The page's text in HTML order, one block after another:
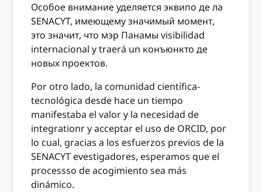
Особое внимание уделяется эквипо де ла
SENACYT, имеющему значимый момент,
это значит, что мэр Панамы visibilidad
internacional y traerá un конъюнкто де
новых проектов.
Por otro lado, la comunidad científica-
tecnológica desde hace un tiempo
manifestaba el valor y la necesidad de
integrationr y acceptar el uso de ORCID, por
lo cual, gracias a los esfuerzos previos de la
SENACYT evestigadores, esperamos que el
processso de acogimiento sea más
dinámico.